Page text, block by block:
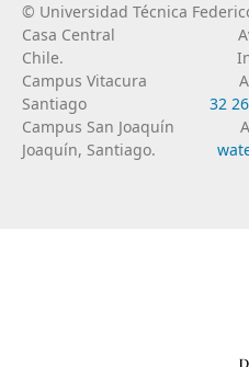
© Universidad Técnica
Casa Central
Chile.
Campus Vitacura
Santiago
32
Campus San Joaquín
Joaquín, Santiago.